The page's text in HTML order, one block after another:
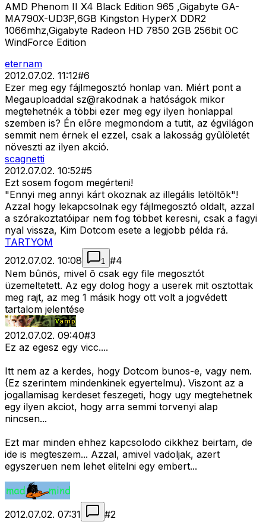
AMD Phenom II X4 Black Edition 965 ,Gigabyte GA-
MA790X-UD3P,6GB Kingston HyperX DDR2
1066mhz,Gigabyte Radeon HD 7850 2GB 256bit OC
WindForce Edition
eternam
2012.07.02. 11:12#6
Ezer meg egy fájlmegosztó honlap van. Miért pont a
Megauploaddal sz@rakodnak a hatóságok mikor
megtehetnék a többi ezer meg egy ilyen honlappal
szemben is? Én elõre megmondom a tutit, az égvilágon
semmit nem érnek el ezzel, csak a lakosság gyûlöletét
növeszti az ilyen akció.
scagnetti
2012.07.02. 10:52#5
Ezt sosem fogom megérteni!
"Ennyi meg annyi kárt okoznak az illegális letöltõk"!
Azzal hogy lekapcsolnak egy fájlmegosztó oldalt, azzal
a szórakoztatóipar nem fog többet keresni, csak a fagyi
nyal vissza, Kim Dotcom esete a legjobb példa rá.
TARTYOM
2012.07.02. 10:08
1 #4
Nem bûnös, mivel õ csak egy file megosztót
üzemeltetett. Az egy dolog hogy a userek mit osztottak
meg rajt, az meg 1 másik hogy ott volt a jogvédett
tartalom jelentése
2012.07.02. 09:40#3
Ez az egesz egy vicc....
Itt nem az a kerdes, hogy Dotcom bunos-e, vagy nem.
(Ez szerintem mindenkinek egyertelmu). Viszont az a
jogallamisag kerdeset feszegeti, hogy ugy megtehetnek
egy ilyen akciot, hogy arra semmi torvenyi alap
nincsen...
Ezt mar minden ehhez kapcsolodo cikkhez beirtam, de
ide is megteszem... Azzal, amivel vadoljak, azert
egyszeruen nem lehet elitelni egy embert...
2012.07.02. 07:31 #2